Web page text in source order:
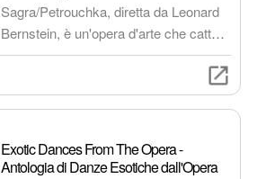
Sagra/Petrouchka, diretta da Leonard
Bernstein, è un'opera d'arte che cattura
l'essenza della musica di Stravinsky.
Bernstein, un maestro della direzione
d'orchestra, riesce a trasmettere tutta
composizione, creando un'esperienza
musicale coinvolgente e memorabile.
Exotic Dances From The Opera -
Antologia di Danze Esotiche dall'Opera